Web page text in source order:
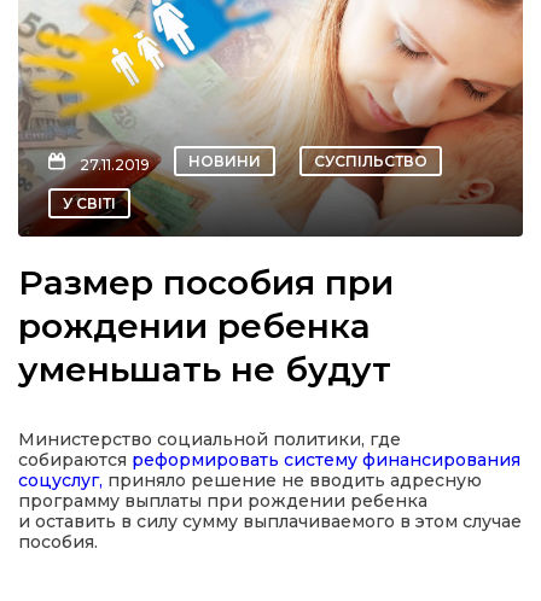
новини
політика
27.11.2019 НОВИНИ СУСПІЛЬСТВО
У СВІТІ
Размер пособия при
рождении ребенка
уменьшать не будут
Министерство социальной политики, где
собираются реформировать систему финансирования
соцуслуг, приняло решение не вводить адресную
программу выплаты при рождении ребенка
и оставить в силу сумму выплачиваемого в этом случае
пособия.